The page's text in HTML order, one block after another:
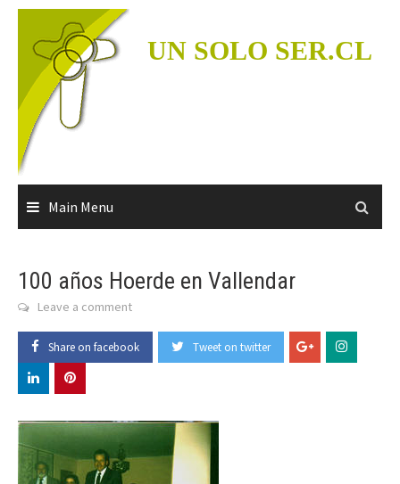
Skip
content
UN SOLO SER.CL
Main Menu
100 años Hoerde en Vallendar
Leave a comment
Share on facebook Tweet on twitter